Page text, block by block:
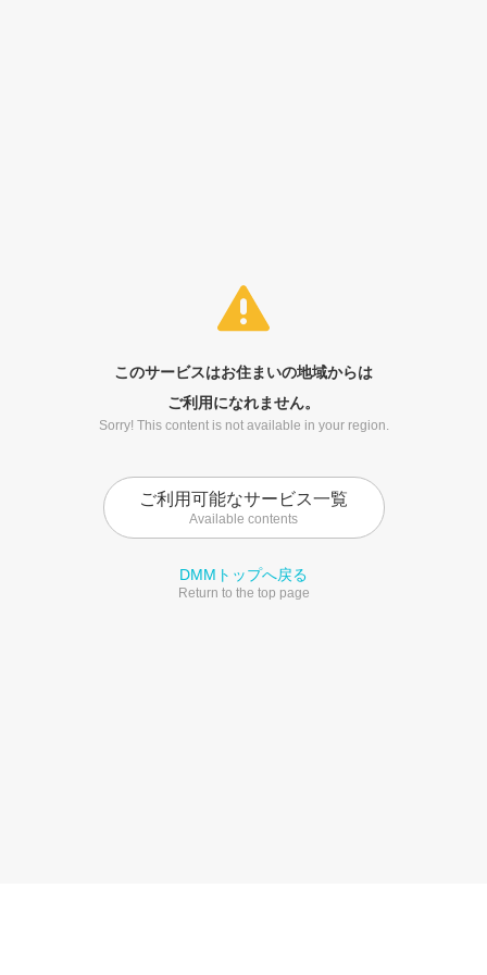
このサービスはお住まいの地域からは
ご利用になれません。
Sorry! This content is not available in your region.
ご利用可能なサービス一覧
Available contents
DMMトップへ戻る
Return to the top page